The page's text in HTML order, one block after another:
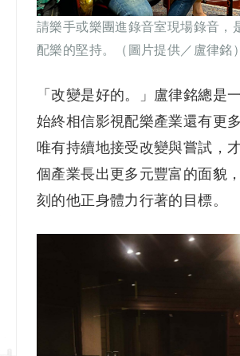
請樂手或樂團進錄音室現場錄音，
配樂的堅持。（圖片提供／盧律銘）
「改變是好的。」盧律銘總是
始終相信影視配樂產業還有更
唯有持續地接受改變與嘗試，
個產業長出更多元豐富的面貌
刻的他正身體力行著的目標。